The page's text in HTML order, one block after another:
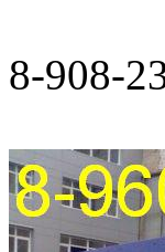
8-908-